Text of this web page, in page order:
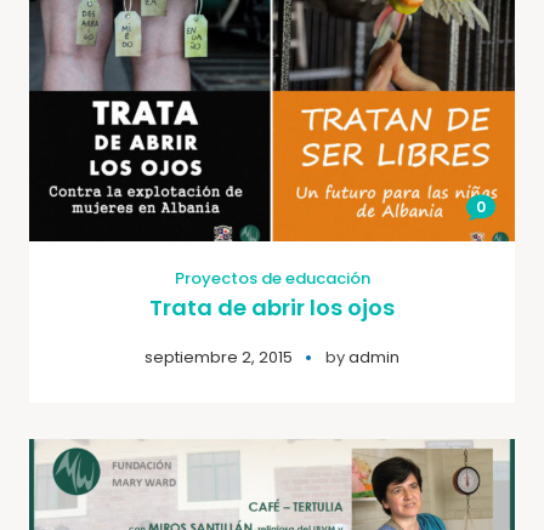
0
Proyectos de educación
Trata de abrir los ojos
septiembre 2, 2015 byadmin